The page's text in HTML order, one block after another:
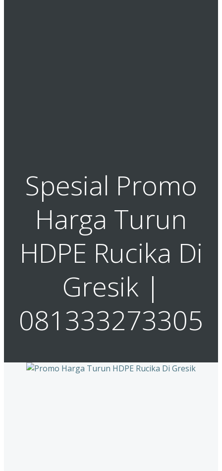
Spesial Promo
Harga Turun
HDPE Rucika Di
Gresik |
081333273305